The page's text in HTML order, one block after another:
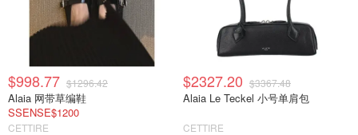
$998.77 $1296.42
Alaia 网带草编鞋
SSENSE$1200
CETTIRE
$2327.20 $3367.48
Alaia Le Teckel 小号单肩包
CETTIRE